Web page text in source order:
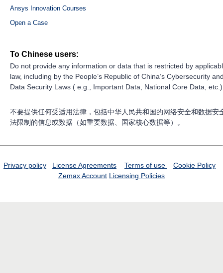
Ansys Innovation Courses
Open a Case
To Chinese users:
Do not provide any information or data that is restricted by
law, including by the People’s Republic of China’s Cybersecurity
Data Security Laws ( e.g., Important Data, National Core Data,
不要提供任何受适用法律，包括中华人民共和国的网络安全和数据安
法限制的信息或数据（如重要数据、国家核心数据等）。
Privacy policy License Agreements Terms of use
Cookie Policy
Zemax Account Licensing Policies